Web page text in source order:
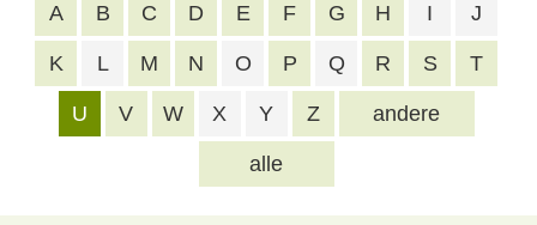
alle
A B C D E F G H I J
K L M N O P Q R S T
U V W X Y Z andere